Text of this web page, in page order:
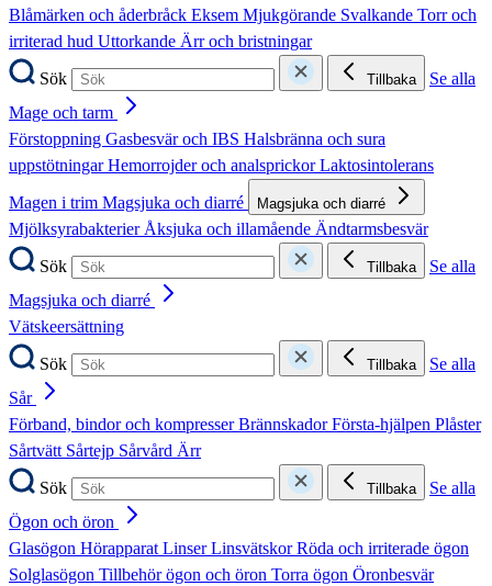
Blåmärken och åderbråck Eksem Mjukgörande Svalkande Torr och
irriterad hud Uttorkande Ärr och bristningar
Sök
Tillbaka
Se alla
Mage och tarm
Förstoppning Gasbesvär och IBS Halsbränna och sura
uppstötningarHemorrojder och analsprickorLaktosintolerans
Magen i trim Magsjuka och diarré Magsjuka och diarré
MjölksyrabakterierÅksjuka och illamående Ändtarmsbesvär
Sök
Tillbaka
Se alla
Magsjuka och diarré
Vätskeersättning
Sök
Tillbaka
Se alla
Sår
Förband, bindor och kompresserBrännskadorFörsta-hjälpen Plåster
Sårtvätt Sårtejp Sårvård Ärr
Sök
Tillbaka
Se alla
Ögon och öron
Glasögon HörapparatLinserLinsvätskorRöda och irriterade ögon
Solglasögon Tillbehör ögon och öron Torra ögon Öronbesvär